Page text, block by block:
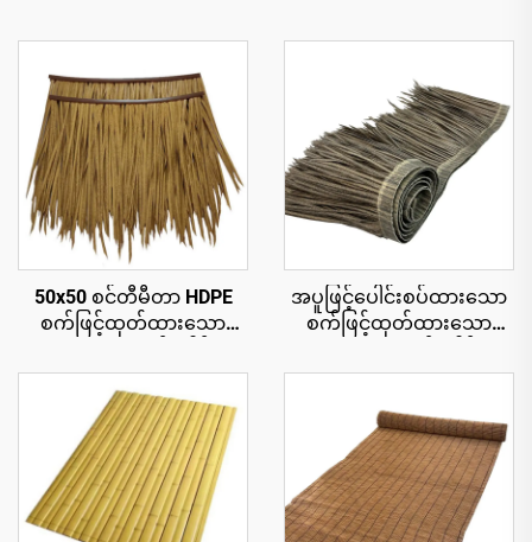
50x50 စင်တီမီတာ HDPE
စက်ဖြင့်ထုတ်ထားသော
ပြား၊ ၁၅ နှစ်အထိ ယူဗီ
ခံနိုင်ရည်ရှိသော ပူပြင်းသော
ဒေသရှိ အပန်းဖြေစခန်းများ
အတွက်
အပူဖြင့်ပေါင်းစပ်ထားသော
စက်ဖြင့်ထုတ်ထားသော
ပြား ၅၀ စင်တီမီတာ x ၃
ကောင်းမွန်ခြင်း